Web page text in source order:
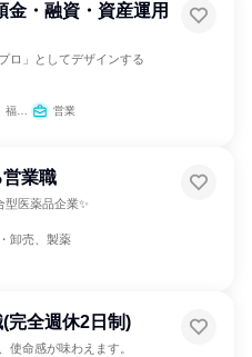
金・融資・資産運用
ロ」としてデザインする
京都 営業
業職
型医薬品企業✨
卸売、製薬
完全週休2日制)
使命感が味わえます。